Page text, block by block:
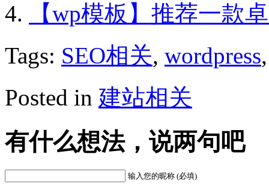
【wp模板】推荐一款
Tags: SEO相关, wordpress
Posted in 建站相关
有什么想法，说两句吧
输入您的昵称 (必填)